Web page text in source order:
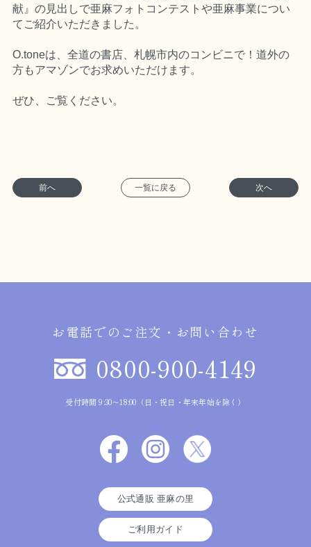
献』の見出しで亜麻フォトコンテストや亜麻事業につい
てご紹介いただきました。
O.toneは、全道の書店、札幌市内のコンビニで！道外の
方もアマゾンでお求めいただけます。
ぜひ、ご覧ください。
前へ 一覧に戻る 次へ
お電話でのご注文・お問い合わせ
0800-900-4149
受付時間 9:30～18:00（日・祝日・年末年始を除く）
公式通販 亜麻の里
ご利用ガイド